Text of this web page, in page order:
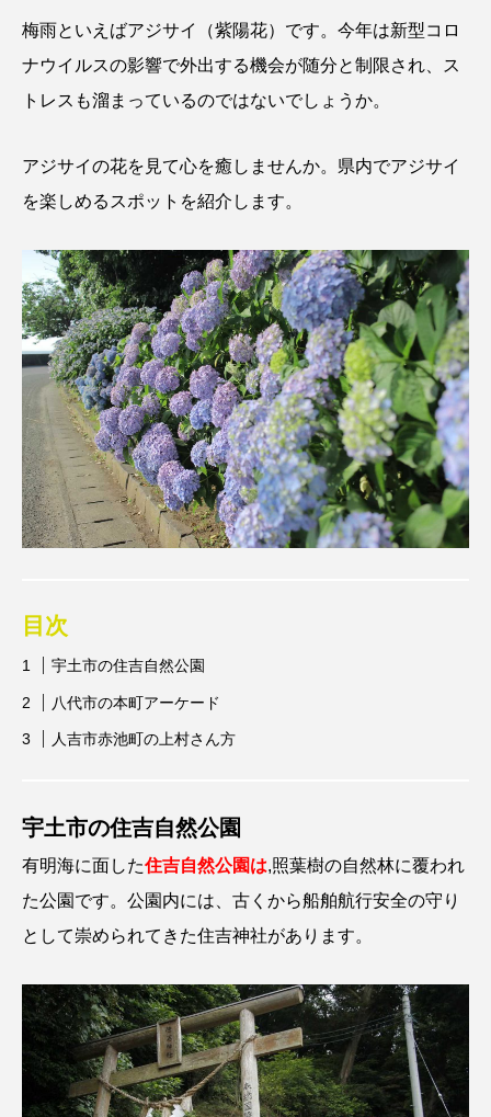
梅雨といえばアジサイ（紫陽花）です。今年は新型コロ
ナウイルスの影響で外出する機会が随分と制限され、ス
トレスも溜まっているのではないでしょうか。
アジサイの花を見て心を癒しませんか。 県内でアジサイ
を楽しめるスポットを紹介します。
目次
宇土市の住吉自然公園
八代市の本町アーケード
人吉市赤池町の上村さん方
宇土市の住吉自然公園
有明海に面した住吉自然公園は,照葉樹の自然林に覆われ
た公園です。公園内には、古くから船舶航行安全の守り
として崇められてきた住吉神社があります。